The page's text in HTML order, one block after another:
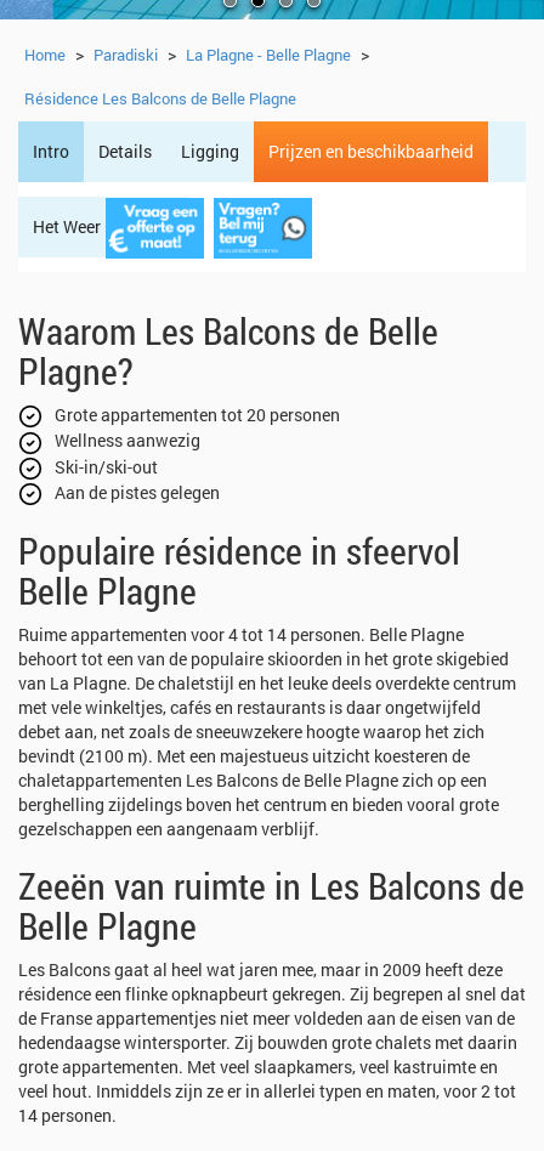
Home > Paradiski > La Plagne - Belle Plagne >
Résidence Les Balcons de Belle Plagne
Intro Details Ligging Prijzen en beschikbaarheid
Het Weer Regio
Waarom Les Balcons de Belle
Plagne?
Grote appartementen tot 20 personen
Wellness aanwezig
Ski-in/ski-out
Aan de pistes gelegen
Populaire résidence in sfeervol
Belle Plagne
Ruime appartementen voor 4 tot 14 personen. Belle Plagne
behoort tot een van de populaire skioorden in het grote skigebied
van La Plagne. De chaletstijl en het leuke deels overdekte centrum
met vele winkeltjes, cafés en restaurants is daar ongetwijfeld
debet aan, net zoals de sneeuwzekere hoogte waarop het zich
bevindt (2100 m). Met een majestueus uitzicht koesteren de
chaletappartementen Les Balcons de Belle Plagne zich op een
berghelling zijdelings boven het centrum en bieden vooral grote
gezelschappen een aangenaam verblijf.
Zeeën van ruimte in Les Balcons de
Belle Plagne
Les Balcons gaat al heel wat jaren mee, maar in 2009 heeft deze
résidence een flinke opknapbeurt gekregen. Zij begrepen al snel dat
de Franse appartementjes niet meer voldeden aan de eisen van de
hedendaagse wintersporter. Zij bouwden grote chalets met daarin
grote appartementen. Met veel slaapkamers, veel kastruimte en
veel hout. Inmiddels zijn ze er in allerlei typen en maten, voor 2 tot
14 personen.